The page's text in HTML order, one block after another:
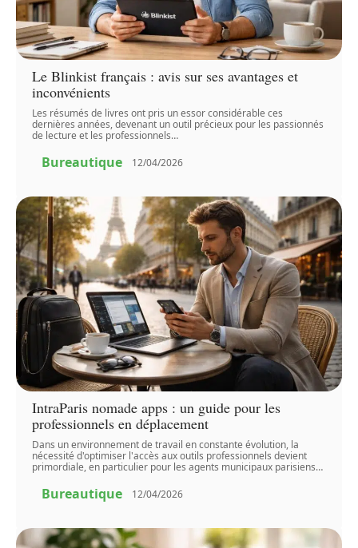
Le Blinkist français : avis sur ses avantages et
inconvénients
Les résumés de livres ont pris un essor considérable ces
dernières années, devenant un outil précieux pour les passionnés
de lecture et les professionnels…
Bureautique 12/04/2026
IntraParis nomade apps : un guide pour les
professionnels en déplacement
Dans un environnement de travail en constante évolution, la
nécessité d'optimiser l'accès aux outils professionnels devient
primordiale, en particulier pour les agents municipaux parisiens…
Bureautique 12/04/2026